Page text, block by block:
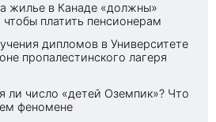
жилье в Канаде «должны»
платить пенсионерам
дипломов в Университете
пропалестинского лагеря
ли число «детей Оземпик»? Что
феномене